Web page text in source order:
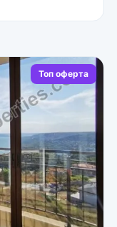
Топ оферта